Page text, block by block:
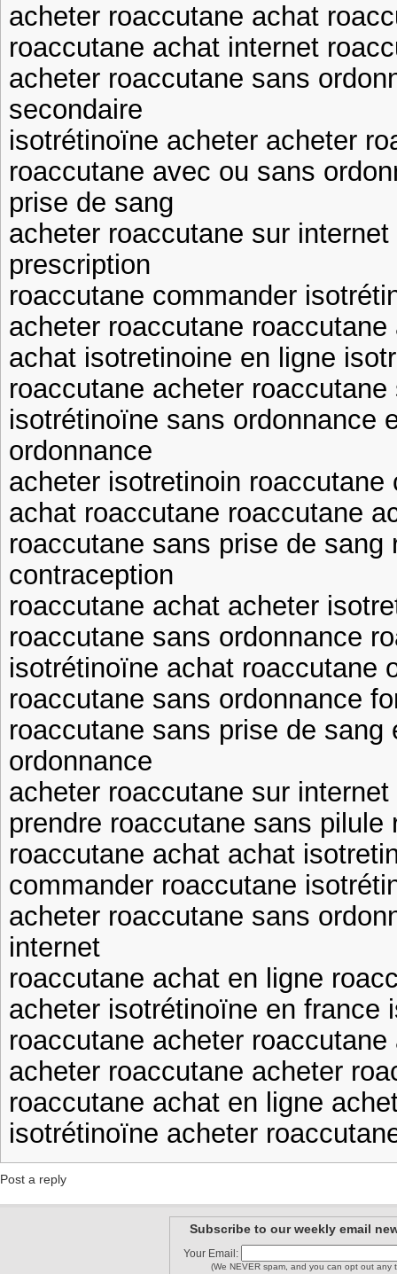
acheter roaccutane achat
roaccutane achat internet
acheter roaccutane sans
secondaire
isotrétinoïne acheter acheter
roaccutane avec ou sans
prise de sang
acheter roaccutane sur
prescription
roaccutane commander
acheter roaccutane roaccutane
achat isotretinoine en ligne
roaccutane acheter
isotrétinoïne sans ordonnance
ordonnance
acheter isotretinoin roaccutane
achat roaccutane roaccutane
roaccutane sans prise de sang
contraception
roaccutane achat acheter
roaccutane sans ordonnance
isotrétinoïne achat roaccutane
roaccutane sans ordonnance
roaccutane sans prise de
ordonnance
acheter roaccutane sur
prendre roaccutane sans
roaccutane achat achat
commander roaccutane
acheter roaccutane sans
internet
roaccutane achat en ligne
acheter isotrétinoïne en france
roaccutane acheter roaccutane
acheter roaccutane acheter
roaccutane achat en ligne
isotrétinoïne acheter
Post a reply
Subscribe to our weekly email
Your Email:
(We NEVER spam, and you can opt out any